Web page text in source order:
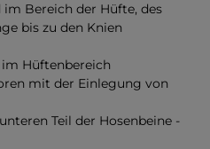
Bereich der Hüfte, des
bis zu den Knien
Hüftenbereich
mit der Einlegung von
Teil der Hosenbeine -